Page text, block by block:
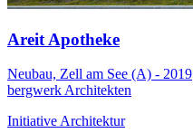
Areit Apotheke
Neubau, Zell am See (A) - 2019
bergwerk Architekten
Initiative Architektur